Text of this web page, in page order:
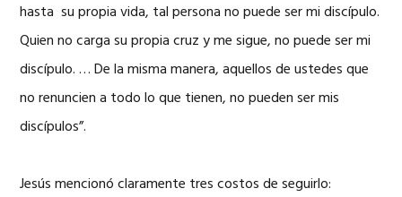
hasta su propia vida, tal persona no puede ser mi discípulo.
Quien no carga su propia cruz y me sigue, no puede ser mi
discípulo. … De la misma manera, aquellos de ustedes que
no renuncien a todo lo que tienen, no pueden ser mis
discípulos”.
Jesús mencionó claramente tres costos de seguirlo: